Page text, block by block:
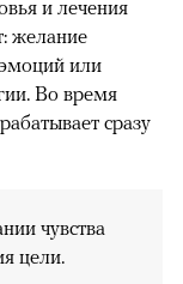
и лечения
желание
эмоций или
Во время
сразу
чувства
цели.